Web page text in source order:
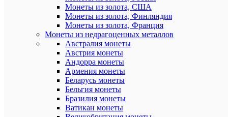
Монеты из золота, США
Монеты из золота, Финляндия
Монеты из золота, Франция
Монеты из недрагоценных металлов
Австралия монеты
Австрия монеты
Андорра монеты
Армения монеты
Беларусь монеты
Бельгия монеты
Бразилия монеты
Ватикан монеты